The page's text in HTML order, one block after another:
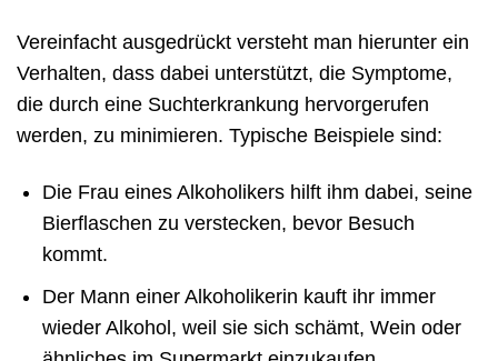
Vereinfacht ausgedrückt versteht man hierunter ein
Verhalten, dass dabei unterstützt, die Symptome,
die durch eine Suchterkrankung hervorgerufen
werden, zu minimieren. Typische Beispiele sind:
Die Frau eines Alkoholikers hilft ihm dabei, seine
Bierflaschen zu verstecken, bevor Besuch
kommt.
Der Mann einer Alkoholikerin kauft ihr immer
wieder Alkohol, weil sie sich schämt, Wein oder